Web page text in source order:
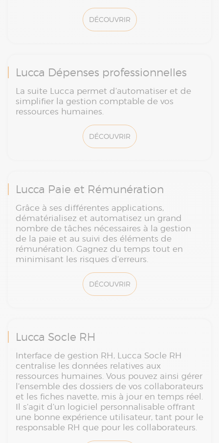
DÉCOUVRIR
Lucca Dépenses professionnelles
La suite Lucca permet d’automatiser et de
simplifier la gestion comptable de vos
ressources humaines.
DÉCOUVRIR
Lucca Paie et Rémunération
Grâce à ses différentes applications,
dématérialisez et automatisez un grand
nombre de tâches nécessaires à la gestion
de la paie et au suivi des éléments de
rémunération. Gagnez du temps tout en
minimisant les risques d’erreurs.
DÉCOUVRIR
Lucca Socle RH
Interface de gestion RH, Lucca Socle RH
centralise les données relatives aux
ressources humaines. Vous pouvez ainsi gérer
l’ensemble des dossiers de vos collaborateurs
et les fiches navette, mis à jour en temps réel.
Il s’agit d’un logiciel personnalisable offrant
une bonne expérience utilisateur, tant pour le
responsable RH que pour les collaborateurs.